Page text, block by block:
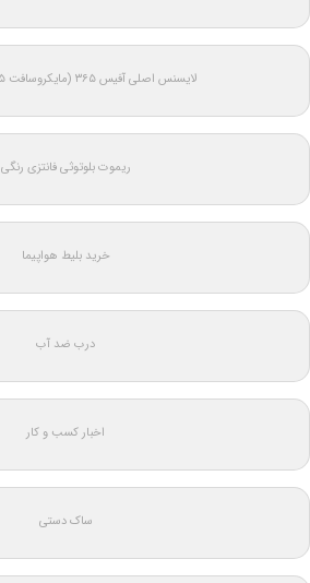
لایسنس اصلی آفیس ۳۶۵ (مایکروسافت ۳۶۵) اورجینال
ریموت بلوتوثی فانتزی رنگی
خرید بلیط هواپیما
درب ضد آب
اخبار کسب و کار
ساک دستی